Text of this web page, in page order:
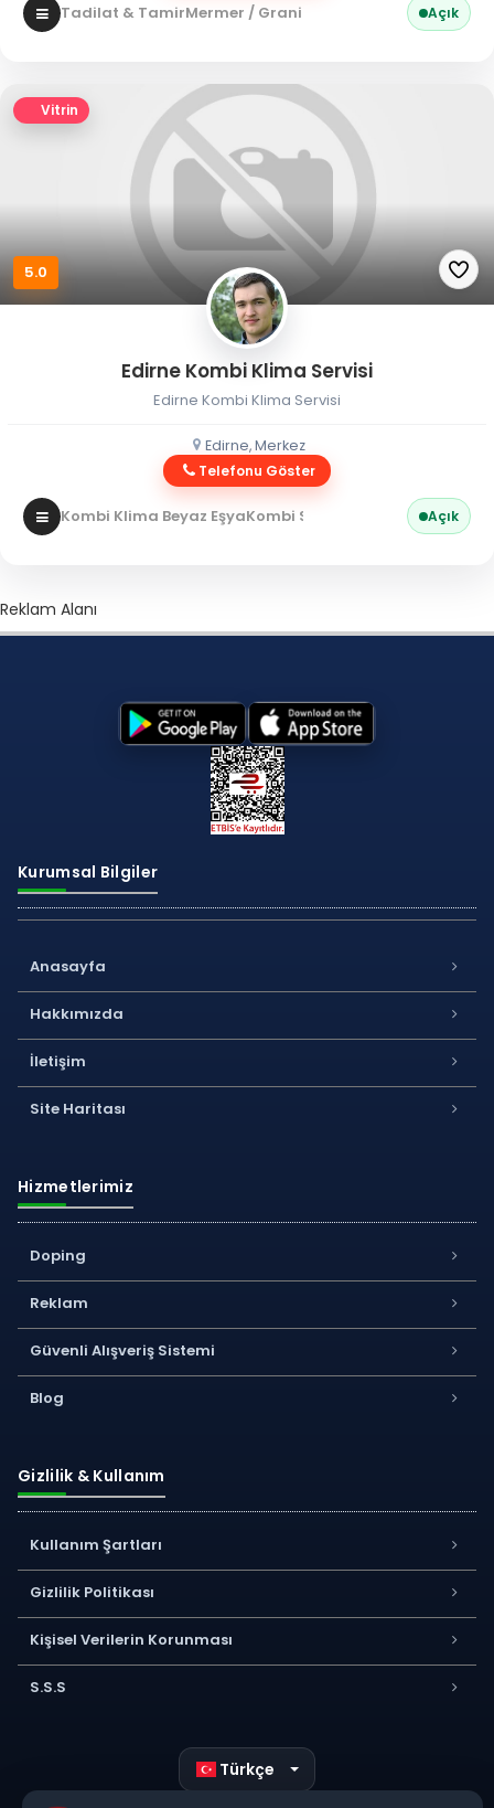
Tadilat & TamirMermer / Granit Açık
Vitrin
5.0
Edirne Kombi Klima Servisi
Edirne Kombi Klima Servisi
Edirne, Merkez
Telefonu Göster
Kombi Klima Beyaz EşyaKombi Servisi Açık
Reklam Alanı
Kurumsal Bilgiler
Anasayfa
Hakkımızda
İletişim
Site Haritası
Hizmetlerimiz
Doping
Reklam
Güvenli Alışveriş Sistemi
Blog
Gizlilik & Kullanım
Kullanım Şartları
Gizlilik Politikası
Kişisel Verilerin Korunması
S.S.S
Türkçe